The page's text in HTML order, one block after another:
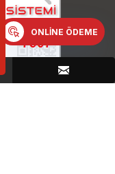
ONLINE ÖDEME